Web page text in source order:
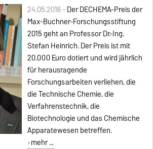
24.05.2016 -Der DECHEMA-Preis der
Max-Buchner-Forschungsstiftung
2015 geht an Professor Dr.-Ing.
Stefan Heinrich. Der Preis ist mit
20.000 Euro dotiert und wird jährlich
für herausragende
Forschungsarbeiten verliehen, die
die Technische Chemie, die
Verfahrenstechnik, die
Biotechnologie und das Chemische
Apparatewesen betreffen.
mehr ...